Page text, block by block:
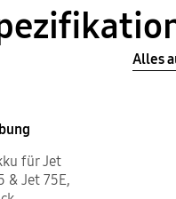
Alles
für Jet
& Jet 75E,